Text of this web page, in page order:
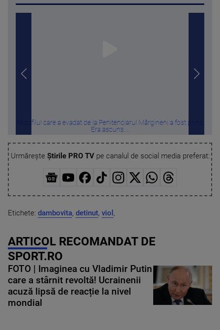
Pedofilul care a evadat de la Penitenciarul Mărgineni a fost prins.
Era ascuns ...
Urmărește Știrile PRO TVpe canalul de social media preferat:
Etichete: dambovita, detinut, viol ,
ARTICOL RECOMANDAT DE
SPORT.RO
FOTO | Imaginea cu Vladimir Putin
care a stârnit revoltă! Ucrainenii
acuză lipsă de reacție la nivel
mondial